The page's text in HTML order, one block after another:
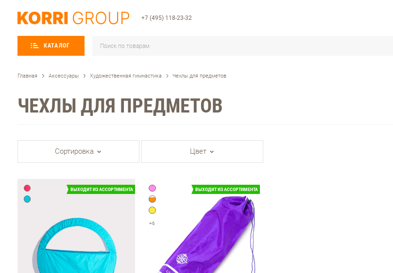
+7 (495) 118-23-32
КАТАЛОГ
Главная Аксессуары Художественная гимнастика Чехлы для предметов
ЧЕХЛЫ ДЛЯ ПРЕДМЕТОВ
Сортировка Цвет
ВЫХОДИТ ИЗ АССОРТИМЕНТА ВЫХОДИТ ИЗ АССОРТИМЕНТА
+6